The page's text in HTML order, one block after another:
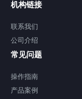
Chiller直冷控温机组
Heating Circulator
机构链接
联系我们
公司介绍
常见问题
操作指南
产品案例